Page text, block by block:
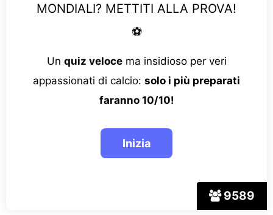
9589
MONDIALI? METTITI ALLA PROVA!
⚽
Un quiz velocema insidioso per veri
appassionati di calcio: solo i più preparati
faranno 10/10!